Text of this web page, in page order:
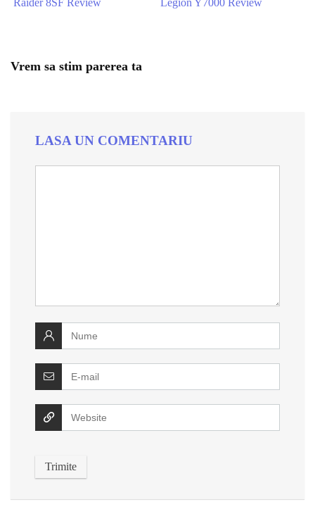
Raider 8SF Review
Legion Y7000 Review
Vrem sa stim parerea ta
LASA UN COMENTARIU